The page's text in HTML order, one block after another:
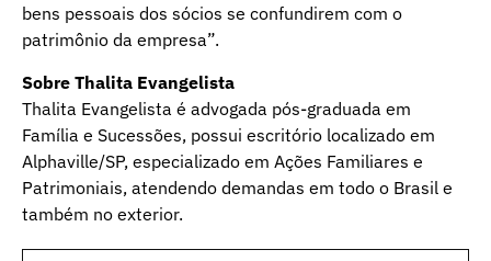
bens pessoais dos sócios se confundirem com o
patrimônio da empresa”.
Sobre Thalita Evangelista
Thalita Evangelista é advogada pós-graduada em
Família e Sucessões, possui escritório localizado em
Alphaville/SP, especializado em Ações Familiares e
Patrimoniais, atendendo demandas em todo o Brasil e
também no exterior.